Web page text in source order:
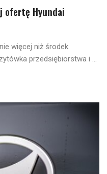
ofertę Hyundai
więcej niż środek
przedsiębiorstwa i ...